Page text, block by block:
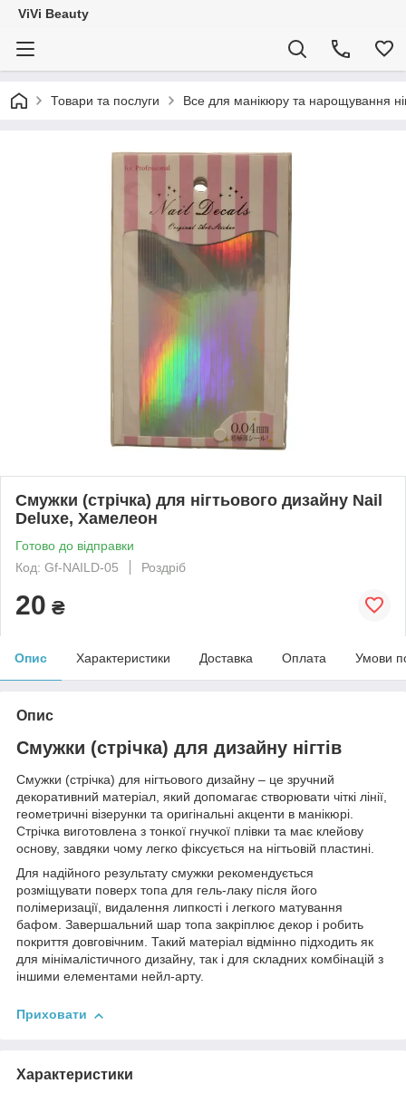
ViVi Beauty
Товари та послуги Все для манікюру та нарощування
Смужки (стрічка) для нігтьового дизайну Nail
Deluxe, Хамелеон
Готово до відправки
Код: Gf-NAILD-05
Роздріб
20 ₴
Опис Характеристики Доставка Оплата Умови
Опис
Смужки (стрічка) для дизайну нігтів
Смужки (стрічка) для нігтьового дизайну – це зручний
декоративний матеріал, який допомагає створювати чіткі лінії,
геометричні візерунки та оригінальні акценти в манікюрі.
Стрічка виготовлена з тонкої гнучкої плівки та має клейову
основу, завдяки чому легко фіксується на нігтьовій пластині.
Для надійного результату смужки рекомендується
розміщувати поверх топа для гель-лаку після його
полімеризації, видалення липкості і легкого матування
бафом. Завершальний шар топа закріплює декор і робить
покриття довговічним. Такий матеріал відмінно підходить як
для мінімалістичного дизайну, так і для складних комбінацій з
іншими елементами нейл-арту.
Приховати
Характеристики